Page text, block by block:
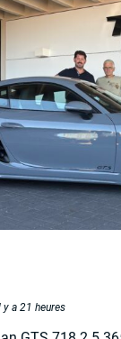
y a 21 heures